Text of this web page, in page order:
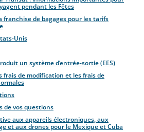
pendant les Fêtes
franchise de bagages pour les tarifs
Unis
un système d’entrée-sortie (EES)
frais de modification et les frais de
de vos questions
aux appareils électroniques, aux
et aux drones pour le Mexique et Cuba